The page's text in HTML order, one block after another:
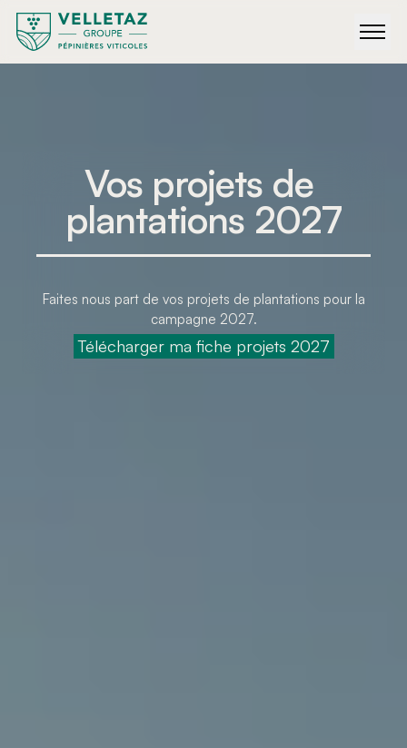
Vos projets de
plantations 2027
Faites nous part de vos projets de plantations pour la
campagne 2027.
Télécharger ma fiche projets 2027